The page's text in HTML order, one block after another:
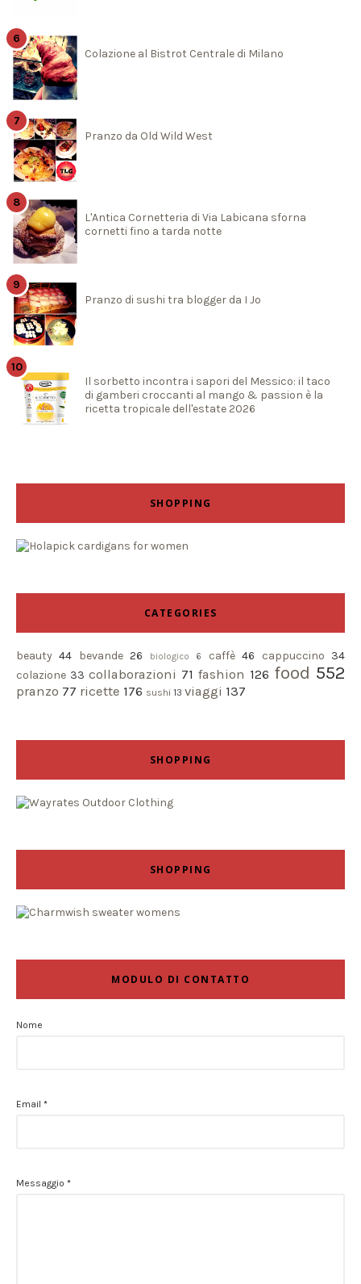
Colazione al Bistrot Centrale di Milano
Pranzo da Old Wild West
L'Antica Cornetteria di Via Labicana sforna
cornetti fino a tarda notte
Pranzo di sushi tra blogger da I Jo
Il sorbetto incontra i sapori del Messico: il taco
di gamberi croccanti al mango & passion è la
ricetta tropicale dell'estate 2026
SHOPPING
CATEGORIES
beauty 44 bevande 26 biologico 6 caffè 46 cappuccino 34
colazione 33 collaborazioni 71 fashion 126 food 552
pranzo 77 ricette 176 sushi 13 viaggi 137
SHOPPING
SHOPPING
MODULO DI CONTATTO
Nome
Email *
Messaggio *